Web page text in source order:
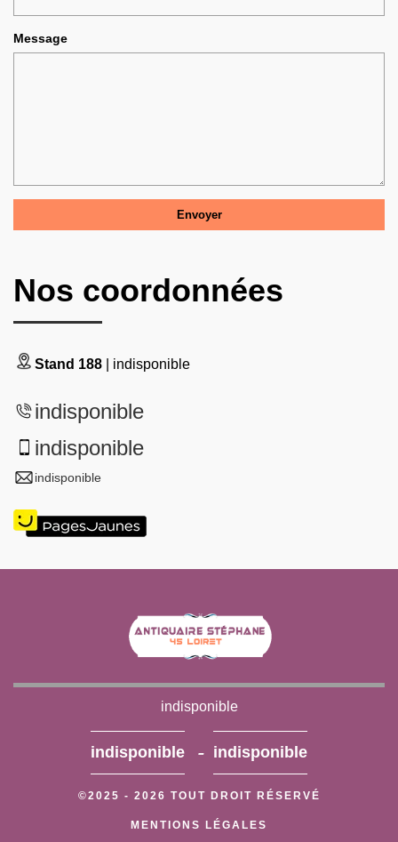
Message
Nos coordonnées
Stand 188 | indisponible
indisponible
indisponible
indisponible
indisponible
indisponible - indisponible
©2025 - 2026 TOUT DROIT RÉSERVÉ
MENTIONS LÉGALES